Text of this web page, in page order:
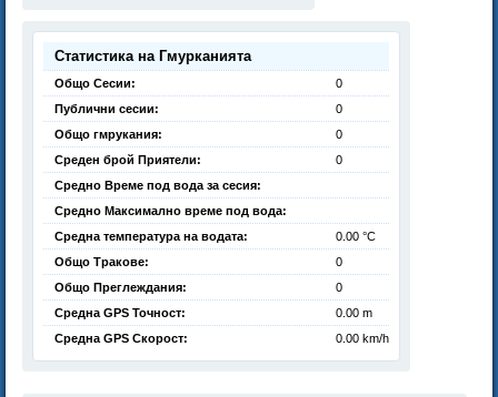
Статистика на Гмурканията
Общо Сесии:
0
Публични сесии:
0
Общо гмрукания:
0
Среден брой Приятели:
0
Средно Време под вода за сесия:
Средно Максимално време под вода:
Средна температура на водата:
0.00 °C
Общо Тракове:
0
Общо Преглеждания:
0
Средна GPS Точност:
0.00 m
Средна GPS Скорост:
0.00 km/h